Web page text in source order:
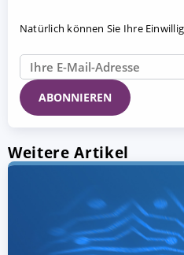
Natürlich können Sie Ihre
Weitere Artikel